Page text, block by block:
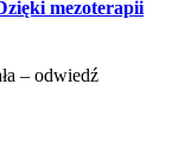
mezoterapii